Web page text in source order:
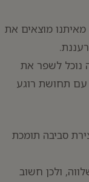
מוצאים את
נוכל לשפר את
עם תחושת רוגע
סביבה תומכת
ולכן חשוב